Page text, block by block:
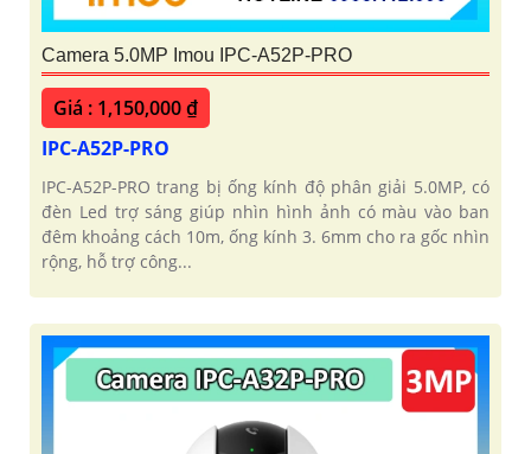
Camera 5.0MP Imou IPC-A52P-PRO
Giá : 1,150,000 ₫
IPC-A52P-PRO
IPC-A52P-PRO trang bị ống kính độ phân giải 5.0MP, có
đèn Led trợ sáng giúp nhìn hình ảnh có màu vào ban
đêm khoảng cách 10m, ống kính 3. 6mm cho ra gốc nhìn
rộng, hỗ trợ công...